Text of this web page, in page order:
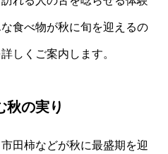
食べ物が秋に旬を迎えるの
しくご案内します。
秋の実り
田柿などが秋に最盛期を迎